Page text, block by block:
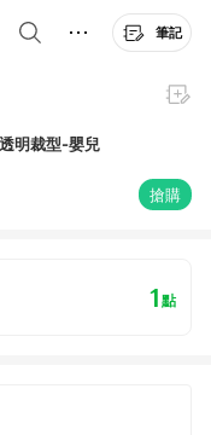
筆記
明裁型-嬰兒
搶購
1點